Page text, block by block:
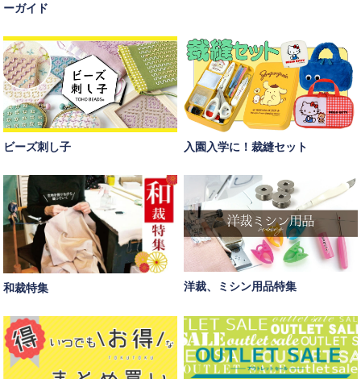
ーガイド
ビーズ刺し子 入園入学に！裁縫セット
和裁特集 洋裁、ミシン用品特集